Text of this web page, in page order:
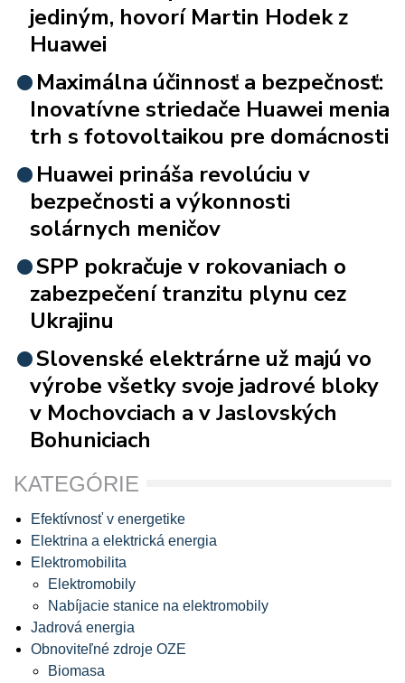
jediným, hovorí Martin Hodek z
Huawei
Maximálna účinnosť a bezpečnosť:
Inovatívne striedače Huawei menia
trh s fotovoltaikou pre domácnosti
Huawei prináša revolúciu v
bezpečnosti a výkonnosti
solárnych meničov
SPP pokračuje v rokovaniach o
zabezpečení tranzitu plynu cez
Ukrajinu
Slovenské elektrárne už majú vo
výrobe všetky svoje jadrové bloky
v Mochovciach a v Jaslovských
Bohuniciach
KATEGÓRIE
Efektívnosť v energetike
Elektrina a elektrická energia
Elektromobilita
Elektromobily
Nabíjacie stanice na elektromobily
Jadrová energia
Obnoviteľné zdroje OZE
Biomasa